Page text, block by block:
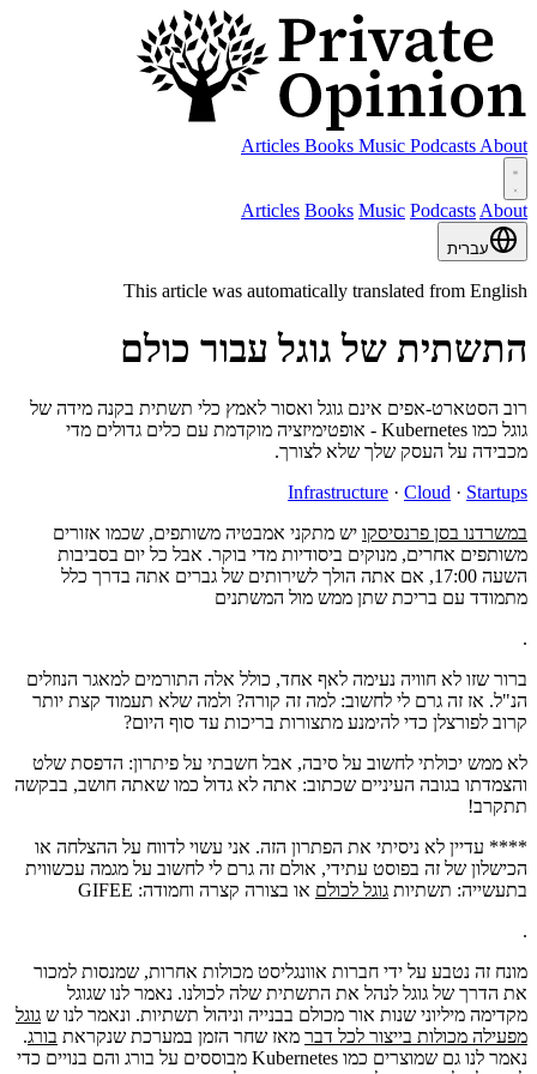
Articles Books Music Podcasts About
Articles Books Music Podcasts About
עברית
This article was automatically translated from English
התשתית של גוגל עבור כולם
רוב הסטארט-אפים אינם גוגל ואסור לאמץ כלי תשתית בקנה מידה של
גוגל כמו Kubernetes - אופטימיזציה מוקדמת עם כלים גדולים מדי
מכבידה על העסק שלך שלא לצורך.
Infrastructure · Cloud · Startups
במשרדנו בסן פרנסיסקו יש מתקני אמבטיה משותפים, שכמו אזורים
משותפים אחרים, מנוקים ביסודיות מדי בוקר. אבל כל יום בסביבות
השעה 17:00, אם אתה הולך לשירותים של גברים אתה בדרך כלל
מתמודד עם בריכת שתן ממש מול המשתנים
.
ברור שזו לא חוויה נעימה לאף אחד, כולל אלה התורמים למאגר הנוזלים
הנ"ל. אז זה גרם לי לחשוב: למה זה קורה? ולמה שלא תעמוד קצת יותר
קרוב לפורצלן כדי להימנע מתצורות בריכות עד סוף היום?
לא ממש יכולתי לחשוב על סיבה, אבל חשבתי על פיתרון: הדפסת שלט
והצמדתו בגובה העיניים שכתוב: אתה לא גדול כמו שאתה חושב, בבקשה
תתקרב!
**** עדיין לא ניסיתי את הפתרון הזה. אני עשוי לדווח על ההצלחה או
הכישלון של זה בפוסט עתידי, אולם זה גרם לי לחשוב על מגמה עכשווית
בתעשייה: תשתיות גוגל לכולם או בצורה קצרה וחמודה: GIFEE
.
מונח זה נטבע על ידי חברות אוונגליסט מכולות אחרות, שמנסות למכור
את הדרך של גוגל לנהל את התשתית שלה לכולנו. נאמר לנו שגוגל
מקדימה מיליוני שנות אור מכולם בבנייה וניהול תשתיות. ונאמר לנו ש גוגל
מפעילה מכולות בייצור לכל דבר מאז שחר הזמן במערכת שנקראת בורג.
נאמר לנו גם שמוצרים כמו Kubernetes מבוססים על בורג והם בנויים כדי